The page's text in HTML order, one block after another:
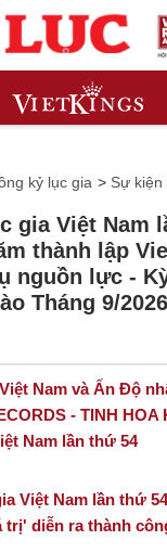
kỷ lục gia > Sự kiện
gia Việt Nam
thành lập
nguồn lực -
Tháng 9/2026
Nam và Ấn Độ
- TINH HOA
Nam lần thứ 54
Việt Nam lần thứ
trị' diễn ra thành